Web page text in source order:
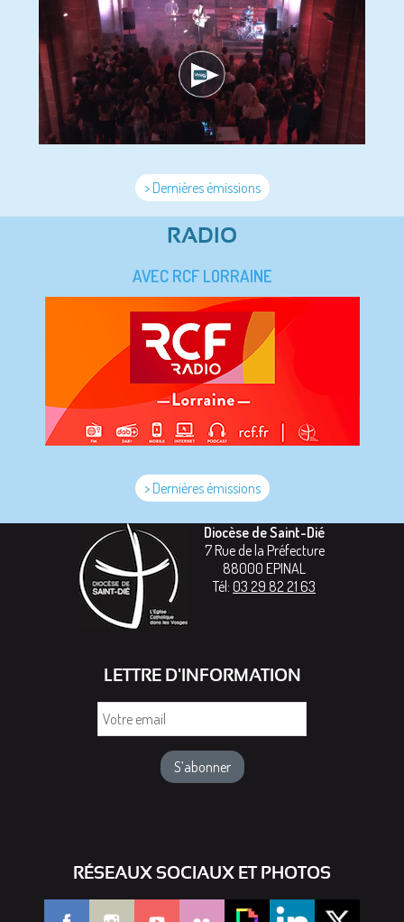
> Dernières émissions
RADIO
AVEC RCF LORRAINE
> Dernières émissions
Diocèse de Saint-Dié
7 Rue de la Préfecture
88000 EPINAL
Tél: 03 29 82 21 63
LETTRE D'INFORMATION
RÉSEAUX SOCIAUX ET PHOTOS